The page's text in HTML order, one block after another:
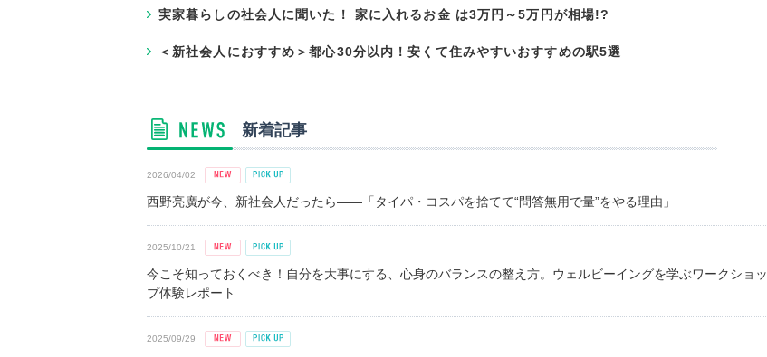
実家暮らしの社会人に聞いた！ 家に入れるお金 は3万円～5万円が相場!?
＜新社会人におすすめ＞都心30分以内！安くて住みやすいおすすめの駅5選
新着記事
2026/04/02
西野亮廣が今、新社会人だったら――「タイパ・コスパを捨てて“問答無用で量”をやる理由」
2025/10/21
今こそ知っておくべき！自分を大事にする、心身のバランスの整え方。ウェルビーイングを学ぶワークショッ
プ体験レポート
2025/09/29